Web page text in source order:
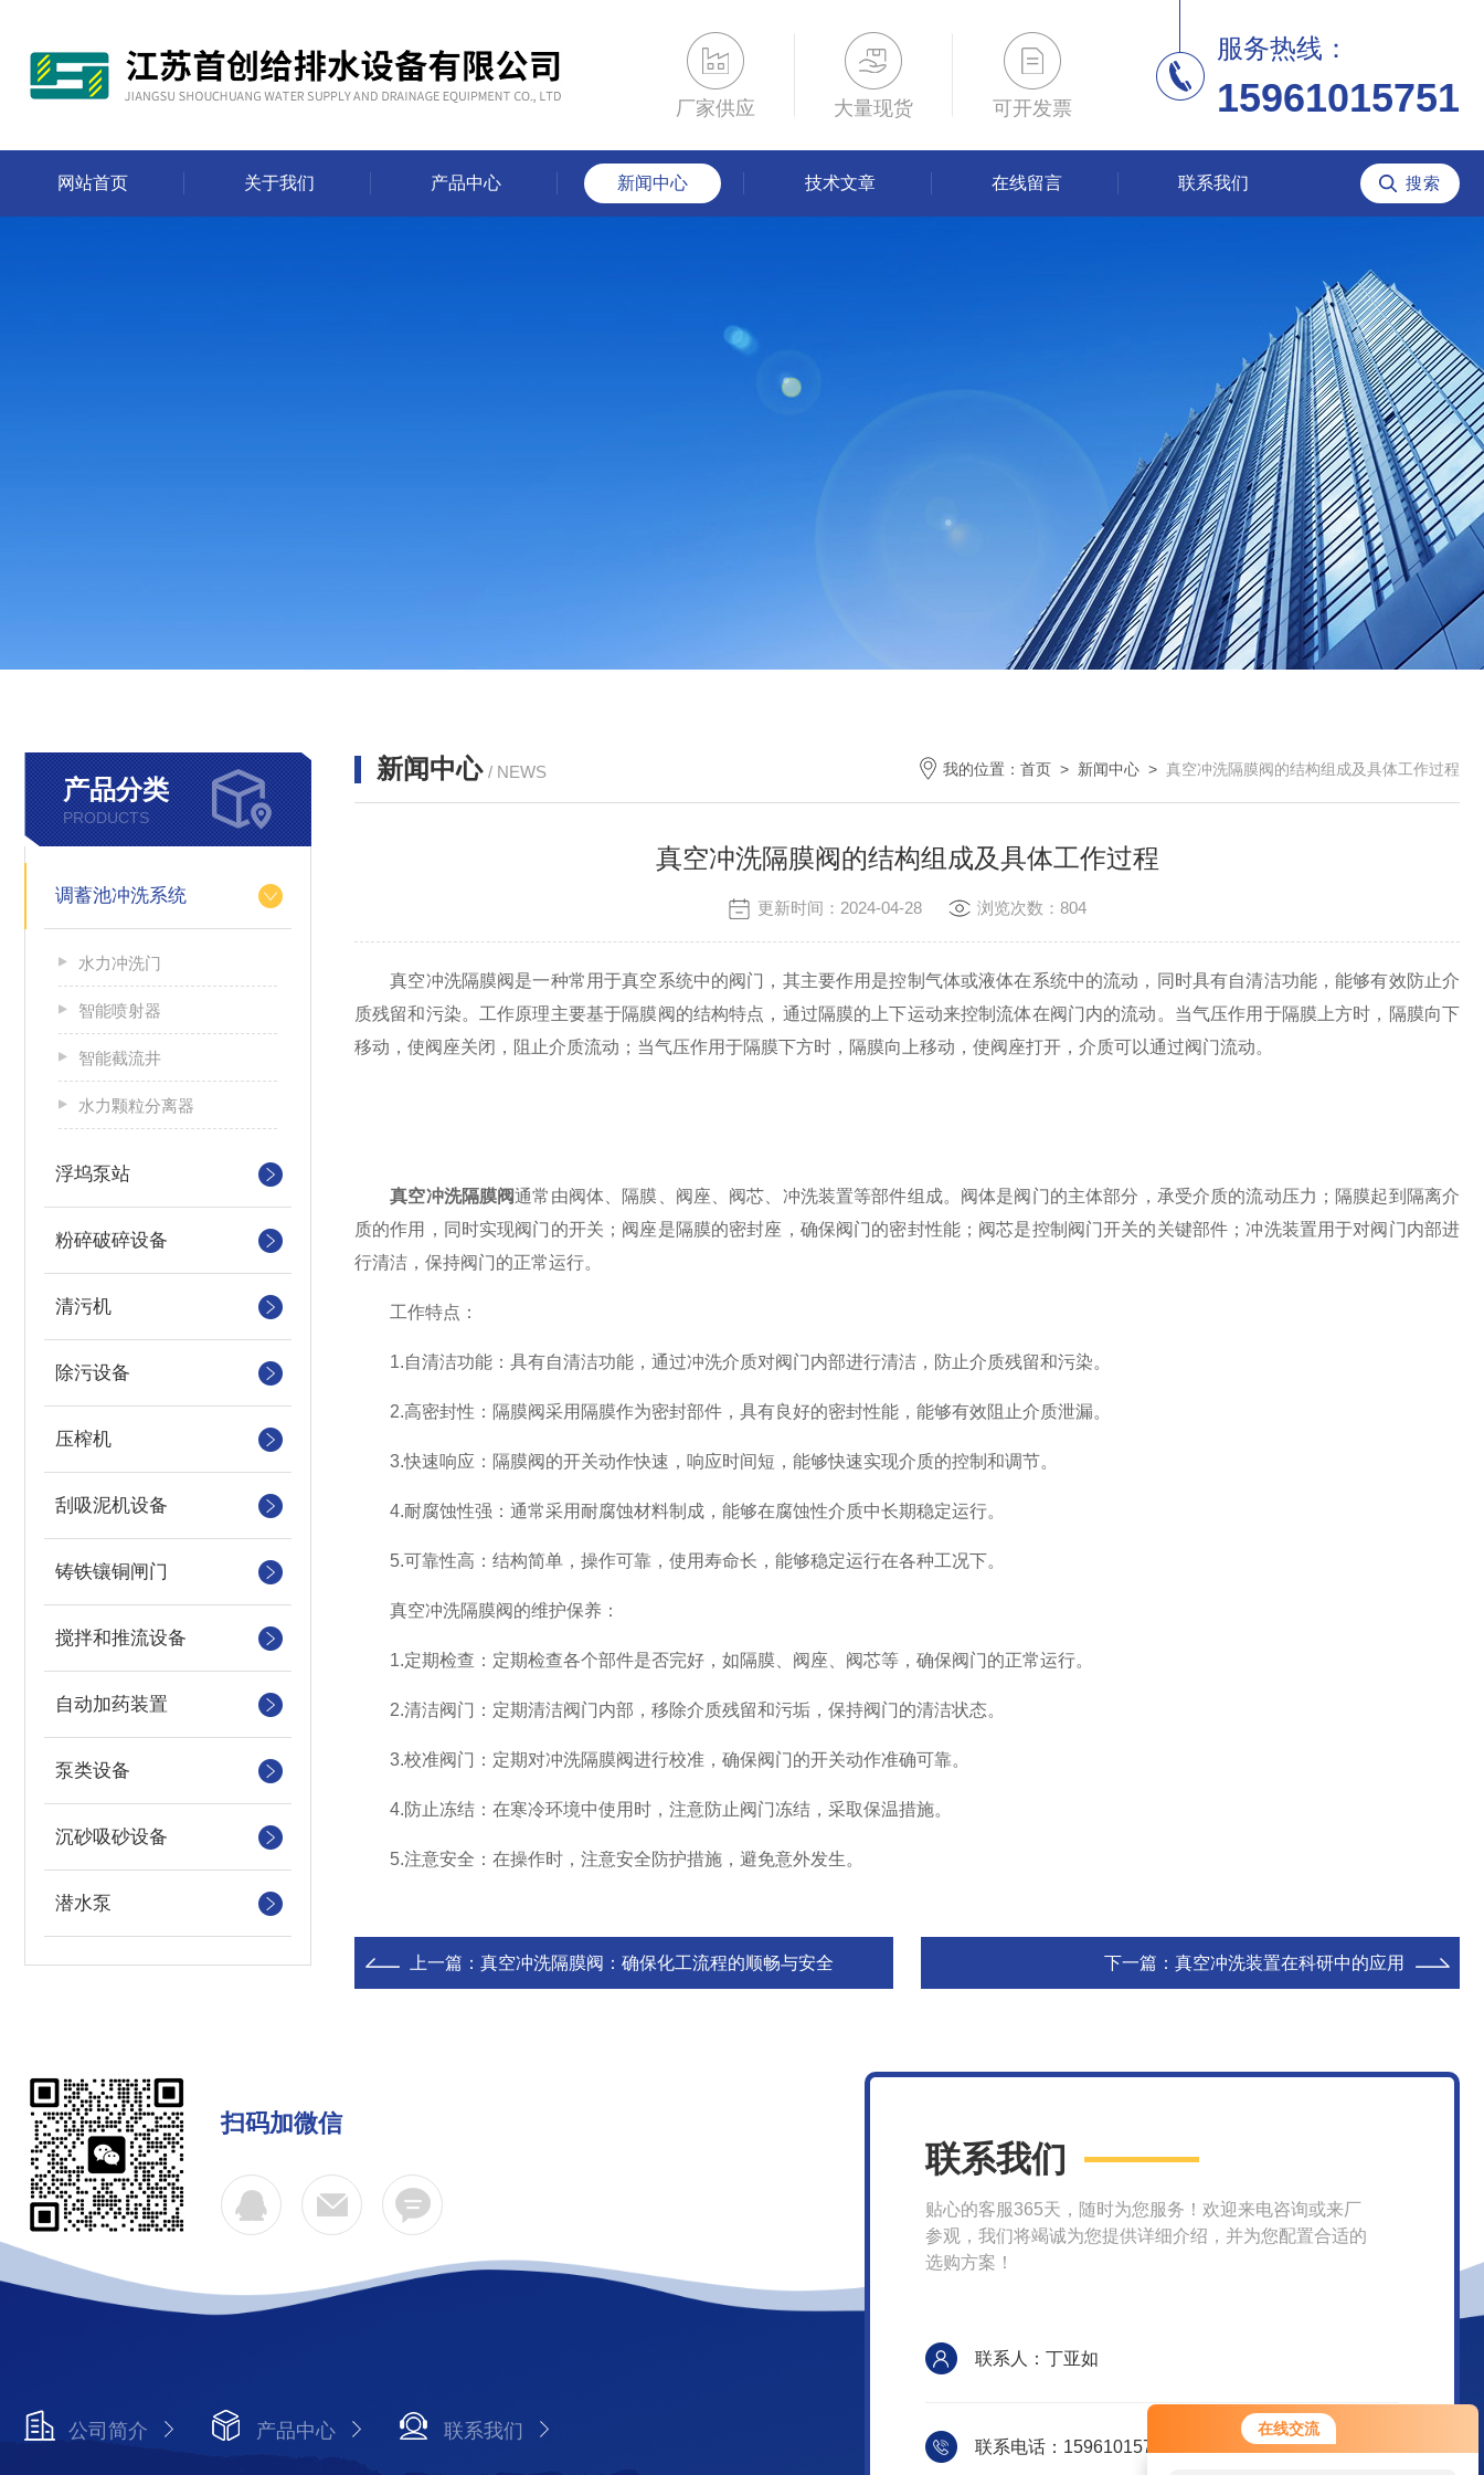
在线交流
厂家供应 大量现货 可开发票
服务热线：
15961015751
网站首页 关于我们 产品中心 新闻中心 技术文章 在线留言 联系我们
产品分类
PRODUCTS
调蓄池冲洗系统
水力冲洗门
智能喷射器
智能截流井
水力颗粒分离器
浮坞泵站
粉碎破碎设备
清污机
除污设备
压榨机
刮吸泥机设备
铸铁镶铜闸门
搅拌和推流设备
自动加药装置
泵类设备
沉砂吸砂设备
潜水泵
新闻中心 / NEWS 我的位置： 首页 > 新闻中心 > 真空冲洗隔膜阀的结构组成及具体工作过程
真空冲洗隔膜阀的结构组成及具体工作过程
更新时间：2024-04-28 浏览次数：804
真空冲洗隔膜阀是一种常用于真空系统中的阀门，其主要作用是控制气体或液体在系统中的流动，同时具有自清洁功能，能够有效防止介
质残留和污染。工作原理主要基于隔膜阀的结构特点，通过隔膜的上下运动来控制流体在阀门内的流动。当气压作用于隔膜上方时，隔膜向下
移动，使阀座关闭，阻止介质流动；当气压作用于隔膜下方时，隔膜向上移动，使阀座打开，介质可以通过阀门流动。
真空冲洗隔膜阀通常由阀体、隔膜、阀座、阀芯、冲洗装置等部件组成。阀体是阀门的主体部分，承受介质的流动压力；隔膜起到隔离介
质的作用，同时实现阀门的开关；阀座是隔膜的密封座，确保阀门的密封性能；阀芯是控制阀门开关的关键部件；冲洗装置用于对阀门内部进
行清洁，保持阀门的正常运行。
工作特点：
1.自清洁功能：具有自清洁功能，通过冲洗介质对阀门内部进行清洁，防止介质残留和污染。
2.高密封性：隔膜阀采用隔膜作为密封部件，具有良好的密封性能，能够有效阻止介质泄漏。
3.快速响应：隔膜阀的开关动作快速，响应时间短，能够快速实现介质的控制和调节。
4.耐腐蚀性强：通常采用耐腐蚀材料制成，能够在腐蚀性介质中长期稳定运行。
5.可靠性高：结构简单，操作可靠，使用寿命长，能够稳定运行在各种工况下。
真空冲洗隔膜阀的维护保养：
1.定期检查：定期检查各个部件是否完好，如隔膜、阀座、阀芯等，确保阀门的正常运行。
2.清洁阀门：定期清洁阀门内部，移除介质残留和污垢，保持阀门的清洁状态。
3.校准阀门：定期对冲洗隔膜阀进行校准，确保阀门的开关动作准确可靠。
4.防止冻结：在寒冷环境中使用时，注意防止阀门冻结，采取保温措施。
5.注意安全：在操作时，注意安全防护措施，避免意外发生。
上一篇： 真空冲洗隔膜阀：确保化工流程的顺畅与安全 下一篇： 真空冲洗装置在科研中的应用
扫码加微信
公司简介 产品中心 联系我们
联系我们
贴心的客服365天，随时为您服务！欢迎来电咨询或来厂
参观，我们将竭诚为您提供详细介绍，并为您配置合适的
选购方案！
联系人：丁亚如
联系电话：15961015751